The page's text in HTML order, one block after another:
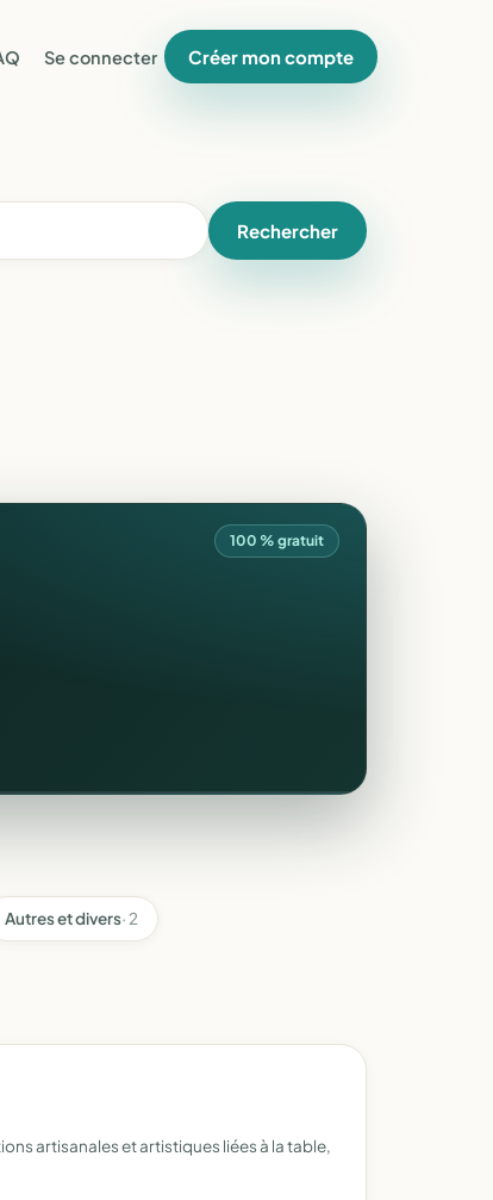
Se connecter Créer mon compte
Rechercher
100 % gratuit
Autres et divers· 2
artisanales et artistiques liées à la table,